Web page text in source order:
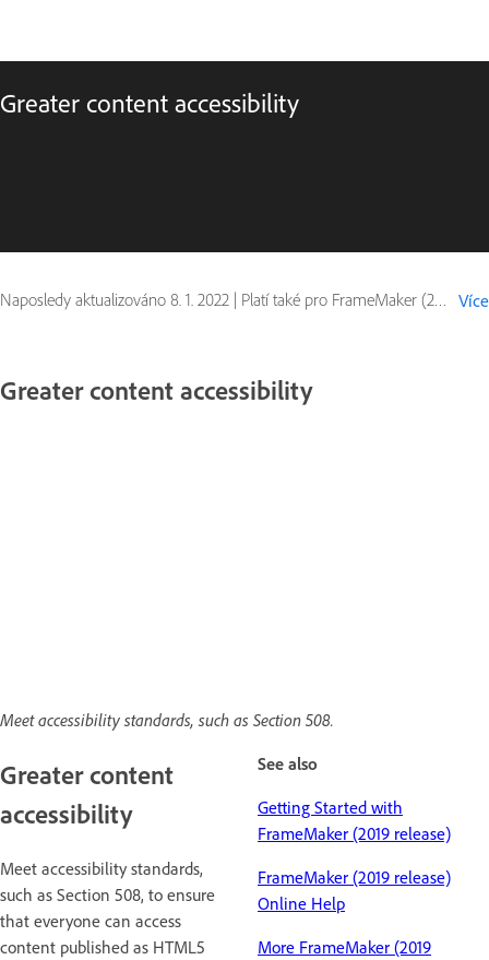
Greater content accessibility
Naposledy aktualizováno 8. 1. 2022 | Platí také pro FrameMaker (2019 release) Více
Greater content accessibility
Meet accessibility standards, such as Section 508.
Greater content
accessibility
Meet accessibility standards,
such as Section 508, to ensure
that everyone can access
content published as HTML5
See also
Getting Started with
FrameMaker (2019 release)
FrameMaker (2019 release)
Online Help
More FrameMaker (2019